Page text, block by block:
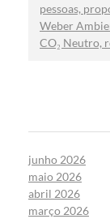
pessoas,
Weber
CO₂ Neutro,
junho 2026
maio 2026
abril 2026
março 2026